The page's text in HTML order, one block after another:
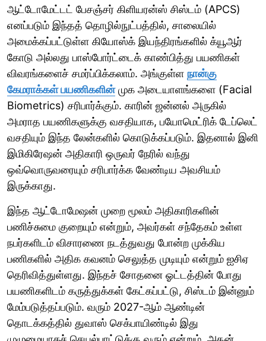
ஆட்டோமேட்டட் பேசஞ்சர் கிளியரன்ஸ் சிஸ்டம் (APCS)
எனப்படும் இந்தத் தொழில்நுட்பத்தில், சாலையில்
அமைக்கப்பட்டுள்ள கியோஸ்க் இயந்திரங்களில் க்யூஆர்
கோடு அல்லது பாஸ்போர்ட்டைக் காண்பித்து பயணிகள்
விவரங்களைச் சமர்ப்பிக்கலாம். அங்குள்ள நான்கு
கேமராக்கள் பயணிகளின்முக அடையாளங்களை (Facial
Biometrics) சரிபார்க்கும். காரின் ஜன்னல் அருகில்
அமராத பயணிகளுக்கு வசதியாக, பயோமெட்ரிக் டேப்லெட்
வசதியும் இந்த லேன்களில் கொடுக்கப்படும். இதனால் இனி
இமிகிரேஷன் அதிகாரி ஒருவர் நேரில் வந்து
ஒவ்வொருவரையும் சரிபார்க்க வேண்டிய அவசியம்
இருக்காது.
இந்த ஆட்டோமேஷன் முறை மூலம் அதிகாரிகளின்
பணிச்சுமை குறையும் என்றும், அவர்கள் சந்தேகம் உள்ள
நபர்களிடம் விசாரணை நடத்துவது போன்ற முக்கிய
பணிகளில் அதிக கவனம் செலுத்த முடியும் என்றும் ஐசிஏ
தெரிவித்துள்ளது. இந்தச் சோதனை ஓட்டத்தின் போது
பயணிகளிடம் கருத்துக்கள் கேட்கப்பட்டு, சிஸ்டம் இன்னும்
மேம்படுத்தப்படும். வரும் 2027-ஆம் ஆண்டின்
தொடக்கத்தில் துவாஸ் செக்பாயிண்டில் இது